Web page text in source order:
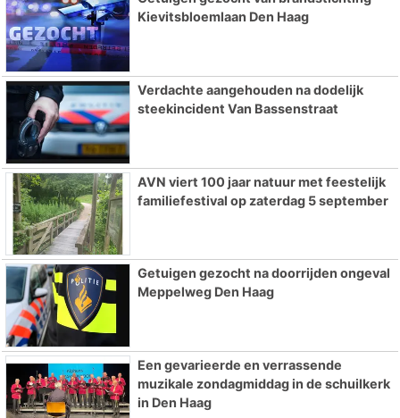
Kievitsbloemlaan Den Haag
Verdachte aangehouden na dodelijk
steekincident Van Bassenstraat
AVN viert 100 jaar natuur met feestelijk
familiefestival op zaterdag 5 september
Getuigen gezocht na doorrijden ongeval
Meppelweg Den Haag
Een gevarieerde en verrassende
muzikale zondagmiddag in de schuilkerk
in Den Haag